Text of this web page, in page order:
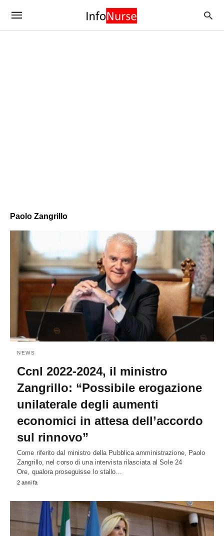
Paolo Zangrillo
NEWS
Ccnl 2022-2024, il ministro
Zangrillo: “Possibile erogazione
unilaterale degli aumenti
economici in attesa dell’accordo
sul rinnovo”
Come riferito dal ministro della Pubblica amministrazione, Paolo
Zangrillo, nel corso di una intervista rilasciata al Sole 24
Ore, qualora proseguisse lo stallo…
2 anni fa